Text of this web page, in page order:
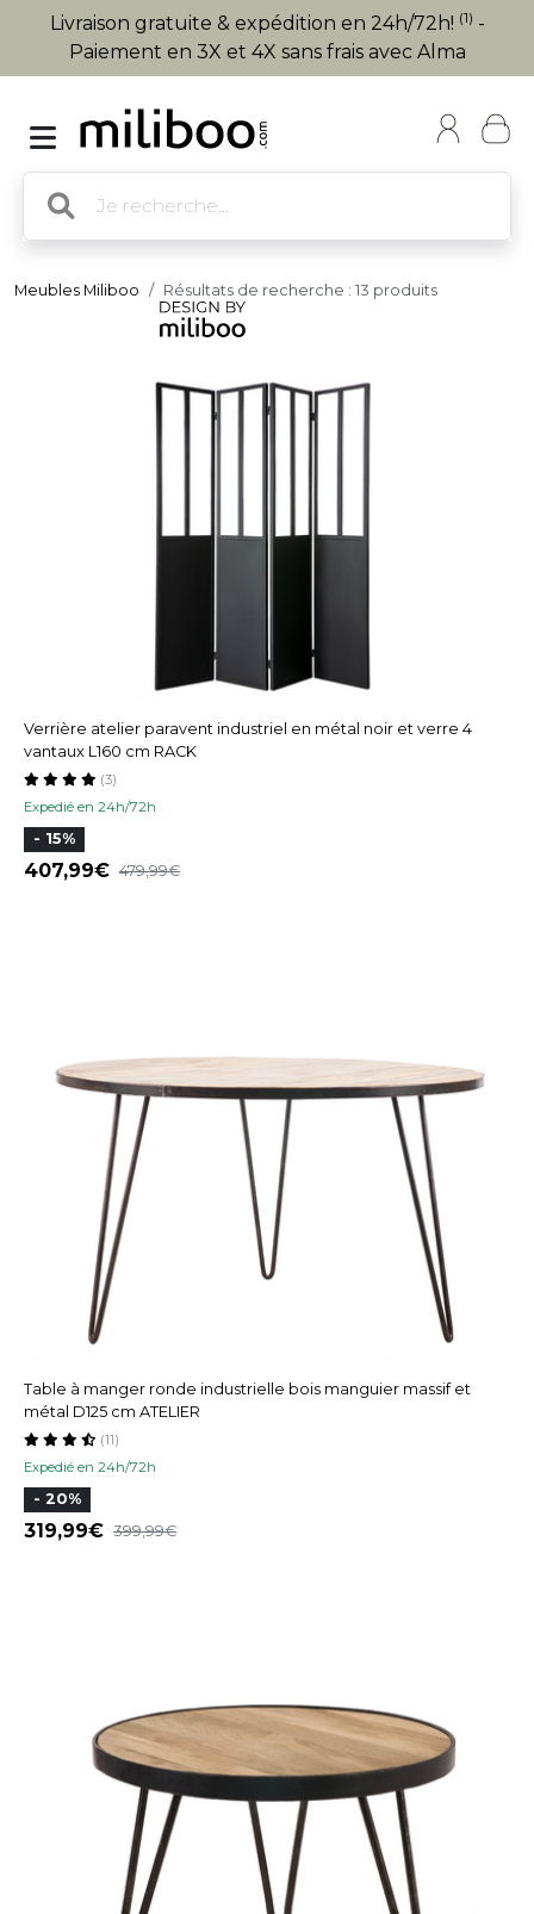
Livraison gratuite & expédition en 24h/72h! (1) -
Paiement en 3X et 4X sans frais avec Alma
Meubles Miliboo Résultats de recherche : 13 produits
Verrière atelier paravent industriel en métal noir et verre 4
vantaux L160 cm RACK
Expedié en 24h/72h
(3)
- 15%
407,99 479,99
Table à manger ronde industrielle bois manguier massif et
métal D125 cm ATELIER
Expedié en 24h/72h
(11)
- 20%
319,99 399,99